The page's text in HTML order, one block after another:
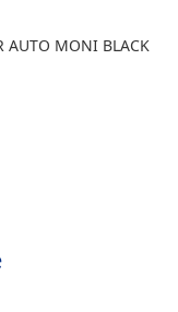
AUTO MONI BLACK